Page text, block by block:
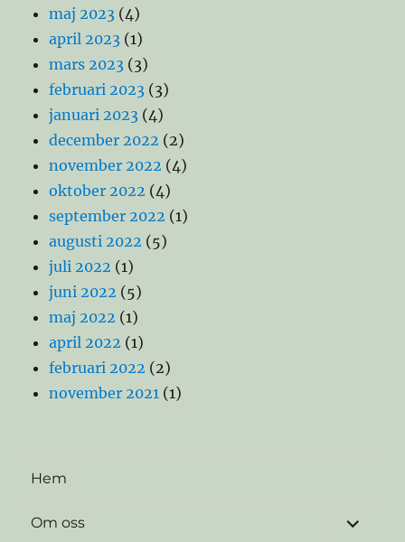
maj 2023 (4)
april 2023 (1)
mars 2023 (3)
februari 2023 (3)
januari 2023 (4)
december 2022 (2)
november 2022 (4)
oktober 2022 (4)
september 2022 (1)
augusti 2022 (5)
juli 2022 (1)
juni 2022 (5)
maj 2022 (1)
april 2022 (1)
februari 2022 (2)
november 2021 (1)
Hem
Om oss